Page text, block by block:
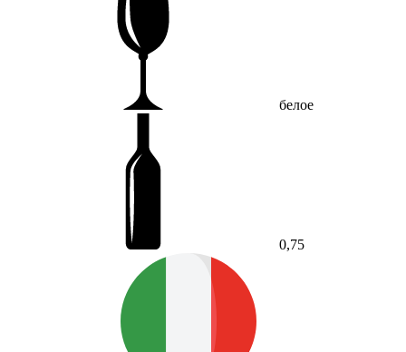
белое
0,75